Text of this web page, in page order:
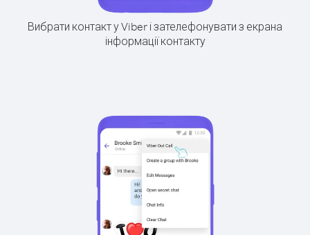
Вибрати контакт у Viber і зателефонувати з екрана
інформації контакту